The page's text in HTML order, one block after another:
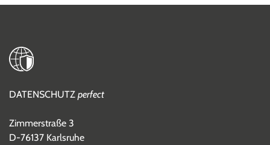
DATENSCHUTZ perfect
Zimmerstraße 3
D-76137 Karlsruhe